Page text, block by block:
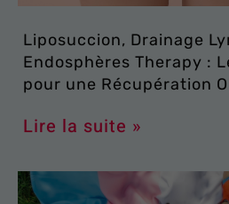
Liposuccion, Drainage
Endosphères Therapy :
pour une Récupération
Lire la suite »